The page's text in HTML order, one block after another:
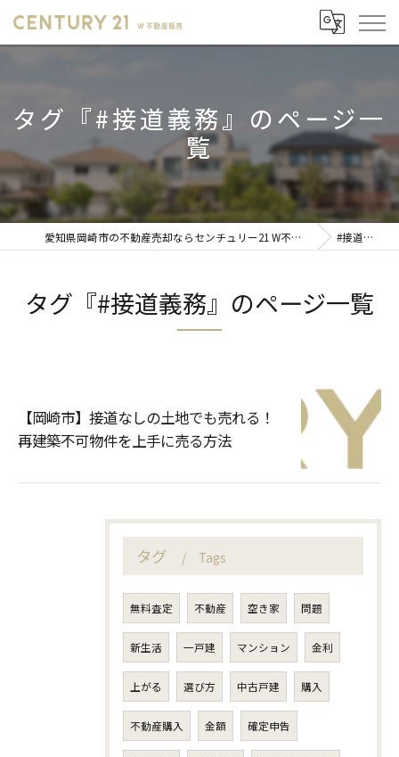
タグ『#接道義務』のページ一
覧
愛知県岡崎市の不動産売却ならセンチュリー21 W不動産販売 #接道義務
タグ『#接道義務』のページ一覧
【岡崎市】接道なしの土地でも売れる！
再建築不可物件を上手に売る方法
タグ Tags
無料査定 不動産 空き家 問題
新生活 一戸建 マンション 金利
上がる 選び方 中古戸建 購入
不動産購入 金額 確定申告